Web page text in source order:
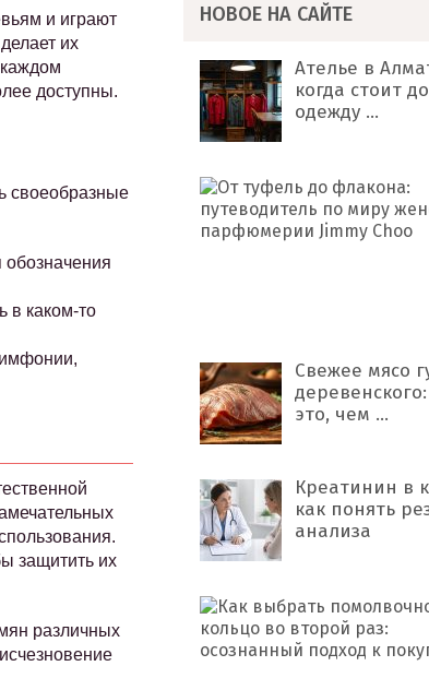
и играют
их
доступны.
своеобразные
в каком-то
защитить их
различных
НОВОЕ НА САЙТЕ
Ателье в
когда стоит
одежду …
Свежее мясо
это, чем …
Креатинин в
как понять
анализа